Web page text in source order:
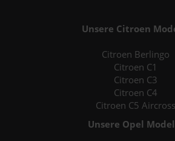
Unsere Citroen
Citroen Berlingo
Citroen C1
Citroen C3
Citroen C4
Citroen C5 Aircross
Unsere Opel